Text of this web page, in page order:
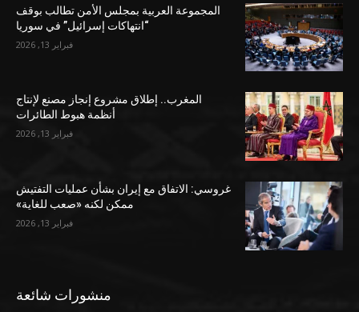
المجموعة العربية بمجلس الأمن تطالب بوقف
“انتهاكات إسرائيل” في سوريا
فبراير 13, 2026
المغرب.. إطلاق مشروع إنجاز مصنع لإنتاج
أنظمة هبوط الطائرات
فبراير 13, 2026
غروسي: الاتفاق مع إيران بشأن عمليات التفتيش
ممكن لكنه «صعب للغاية»
فبراير 13, 2026
منشورات شائعة